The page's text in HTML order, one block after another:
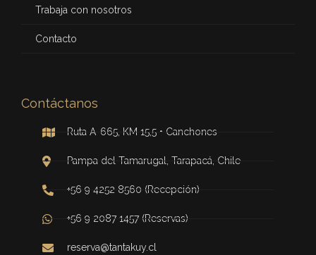
Trabaja con nosotros
Contacto
Contáctanos
Ruta A-665, KM 15,5 • Canchones
Pampa del Tamarugal, Tarapacá, Chile
+56 9 4252 8560 (Recepción)
+56 9 2087 1457 (Reservas)
reserva@tantakuy.cl